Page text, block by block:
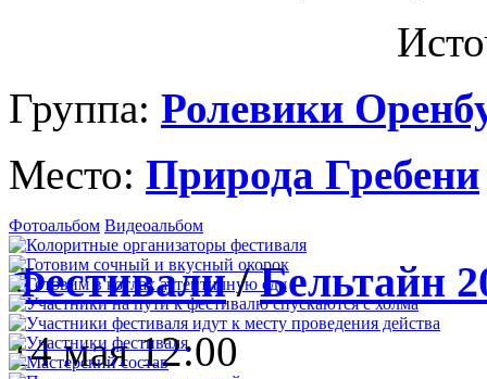
Группа: Ролевики
Место: Природа Гребени
Фотоальбом Видеоальбом
Фестивали/Бельтайн
14 мая 12:00